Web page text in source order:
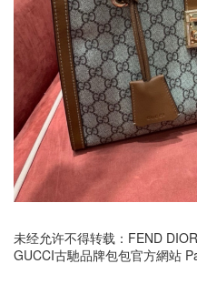
未经允许不得转载： FEND
GUCCI古馳品牌包包官方網站